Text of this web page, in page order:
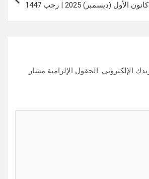
الإلكتروني. الحقول الإلزامية مشار